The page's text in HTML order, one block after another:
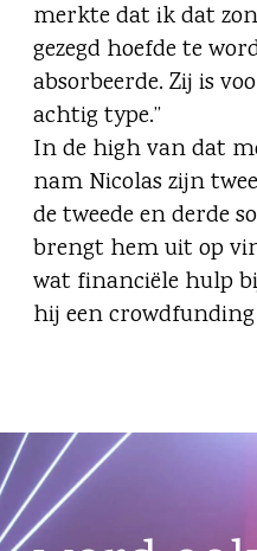
merkte dat ik dat
gezegd hoefde te
absorbeerde. Zij is
achtig type.”
In de high van dat
nam Nicolas zijn
de tweede en derde
brengt hem uit op
wat financiële hulp
hij een